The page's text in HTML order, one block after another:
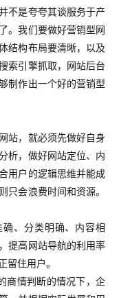
不是夸夸其谈服务于产
。我们要做好营销型网
结构布局要清晰，以及
索引擎抓取，网站后台
制作出一个好的营销型
站，就必须先做好自身
析，做好网站定位、内
用户的逻辑思维并能成
只会浪费时间和资源。
、分类明确、内容相
提高网站导航的利用率
留住用户。
商情判断的情况下，企